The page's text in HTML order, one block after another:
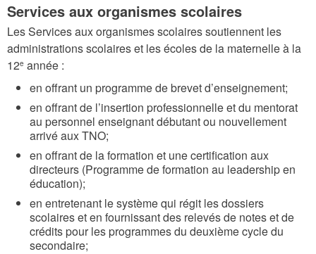
Services aux organismes scolaires
Les Services aux organismes scolaires soutiennent les
administrations scolaires et les écoles de la maternelle à la
12e année :
en offrant un programme de brevet d’enseignement;
en offrant de l’insertion professionnelle et du mentorat
au personnel enseignant débutant ou nouvellement
arrivé aux TNO;
en offrant de la formation et une certification aux
directeurs (Programme de formation au leadership en
éducation);
en entretenant le système qui régit les dossiers
scolaires et en fournissant des relevés de notes et de
crédits pour les programmes du deuxième cycle du
secondaire;